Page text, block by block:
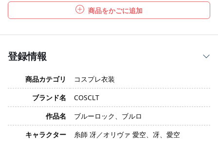
商品をかごに追加
登録情報
商品カテゴリ
コスプレ衣装
ブランド名
COSCLT
作品名
ブルーロック、ブルロ
キャラクター
糸師 冴／オリヴァ 愛空、冴、愛空